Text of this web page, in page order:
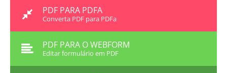
PDF PARA PDFA
Converta PDF para PDFa
PDF PARA O WEBFORM
Editar formulário em PDF